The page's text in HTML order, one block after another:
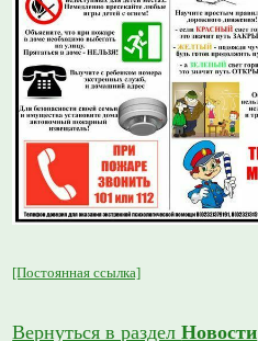
[Постоянная ссылка]
Вернуться в разделНовости